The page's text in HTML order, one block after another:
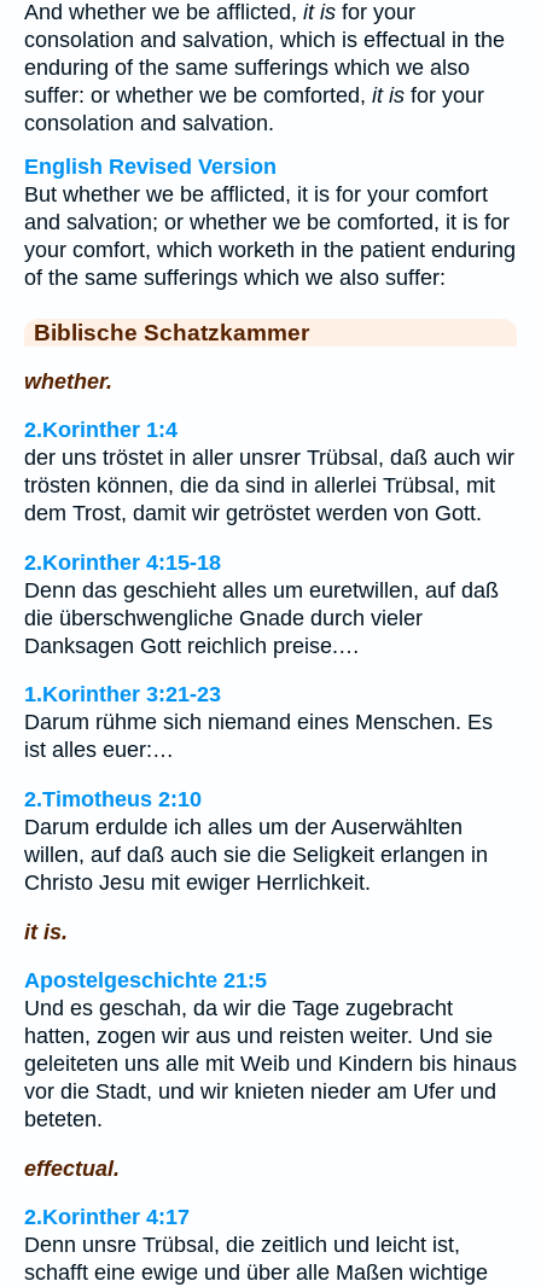
And whether we be afflicted, it is for your
consolation and salvation, which is effectual in the
enduring of the same sufferings which we also
suffer: or whether we be comforted, it is for your
consolation and salvation.
English Revised Version
But whether we be afflicted, it is for your comfort
and salvation; or whether we be comforted, it is for
your comfort, which worketh in the patient enduring
of the same sufferings which we also suffer:
Biblische Schatzkammer
whether.
2.Korinther 1:4
der uns tröstet in aller unsrer Trübsal, daß auch wir
trösten können, die da sind in allerlei Trübsal, mit
dem Trost, damit wir getröstet werden von Gott.
2.Korinther 4:15-18
Denn das geschieht alles um euretwillen, auf daß
die überschwengliche Gnade durch vieler
Danksagen Gott reichlich preise.…
1.Korinther 3:21-23
Darum rühme sich niemand eines Menschen. Es
ist alles euer:…
2.Timotheus 2:10
Darum erdulde ich alles um der Auserwählten
willen, auf daß auch sie die Seligkeit erlangen in
Christo Jesu mit ewiger Herrlichkeit.
it is.
Apostelgeschichte 21:5
Und es geschah, da wir die Tage zugebracht
hatten, zogen wir aus und reisten weiter. Und sie
geleiteten uns alle mit Weib und Kindern bis hinaus
vor die Stadt, und wir knieten nieder am Ufer und
beteten.
effectual.
2.Korinther 4:17
Denn unsre Trübsal, die zeitlich und leicht ist,
schafft eine ewige und über alle Maßen wichtige